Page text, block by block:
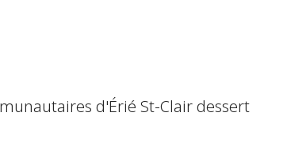
d'Érié St-Clair dessert